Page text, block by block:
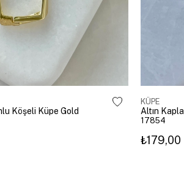
Köşeli Küpe Gold
KÜPE
17854
₺179,00